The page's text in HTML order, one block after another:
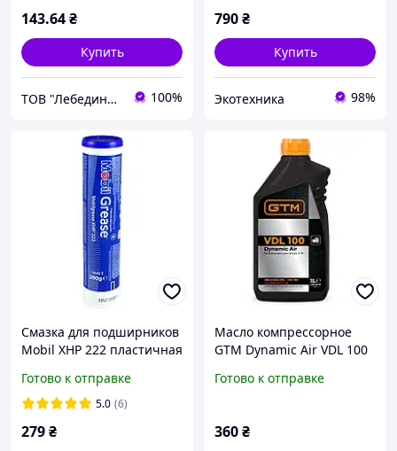
143.64₴
Купить
ТОВ "Лебединський нафтомаслозавод" 100%
790₴
Купить
Экотехника 98%
Смазка для подширников
Mobil XHP 222 пластичная
(153553)
Готово к отправке
5.0 (6)
279₴
Масло компрессорное
GTM Dynamic Air VDL 100
Готово к отправке
360₴